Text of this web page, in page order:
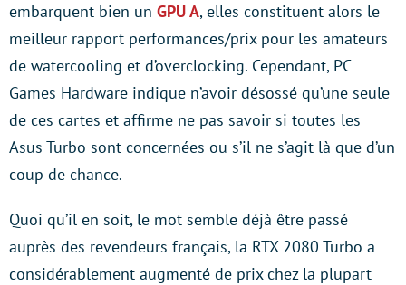
embarquent bien un GPU A, elles constituent alors le
meilleur rapport performances/prix pour les amateurs
de watercooling et d’overclocking. Cependant, PC
Games Hardware indique n’avoir désossé qu’une seule
de ces cartes et affirme ne pas savoir si toutes les
Asus Turbo sont concernées ou s’il ne s’agit là que d’un
coup de chance.
Quoi qu’il en soit, le mot semble déjà être passé
auprès des revendeurs français, la RTX 2080 Turbo a
considérablement augmenté de prix chez la plupart